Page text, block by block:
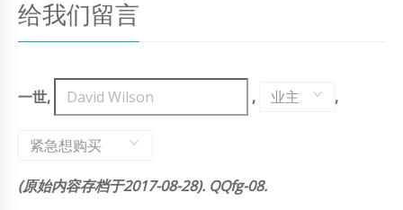
给我们留言
一世, , 业主 ,
紧急想购买
(原始内容存档于2017-08-28). QQfg-08.